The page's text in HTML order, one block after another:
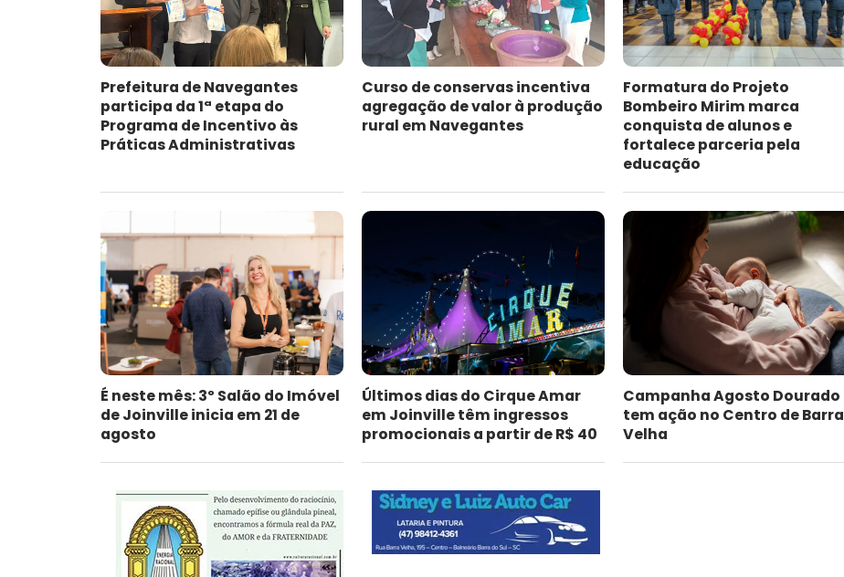
Prefeitura de Navegantes
participa da 1ª etapa do
Programa de Incentivo às
Práticas Administrativas
Curso de conservas incentiva
agregação de valor à produção
rural em Navegantes
Formatura do Projeto
Bombeiro Mirim marca
conquista de alunos e
fortalece parceria pela
educação
É neste mês: 3º Salão do Imóvel
de Joinville inicia em 21 de
agosto
Últimos dias do Cirque Amar
em Joinville têm ingressos
promocionais a partir de R$ 40
Campanha Agosto Dourado
tem ação no Centro de Barra
Velha